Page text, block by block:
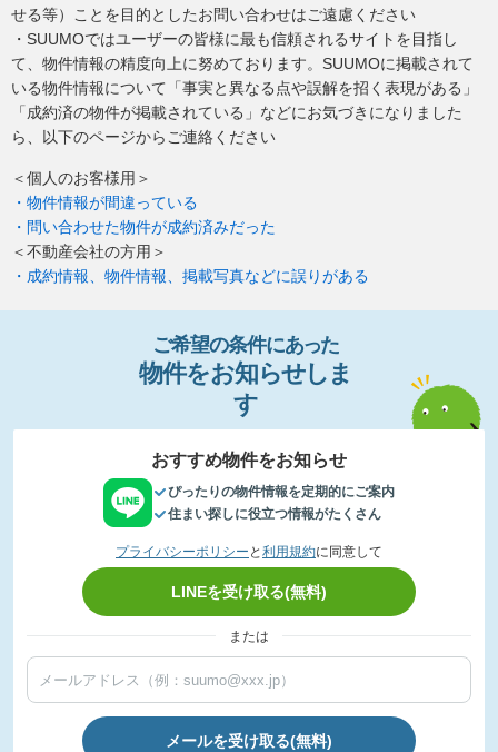
せる等）ことを目的としたお問い合わせはご遠慮ください
・SUUMOではユーザーの皆様に最も信頼されるサイトを目指し
て、物件情報の精度向上に努めております。SUUMOに掲載されて
いる物件情報について「事実と異なる点や誤解を招く表現がある」
「成約済の物件が掲載されている」などにお気づきになりました
ら、以下のページからご連絡ください
＜個人のお客様用＞
・物件情報が間違っている
・問い合わせた物件が成約済みだった
＜不動産会社の方用＞
・成約情報、物件情報、掲載写真などに誤りがある
ご希望の条件にあった
物件をお知らせし ま
す
おすすめ物件をお知らせ
ぴったりの物件情報を定期的にご案内
住まい探しに役立つ情報がたくさん
プライバシーポリシー と 利用規約に同意して
LINEを受け取る(無料)
または
メールを受け取る(無料)